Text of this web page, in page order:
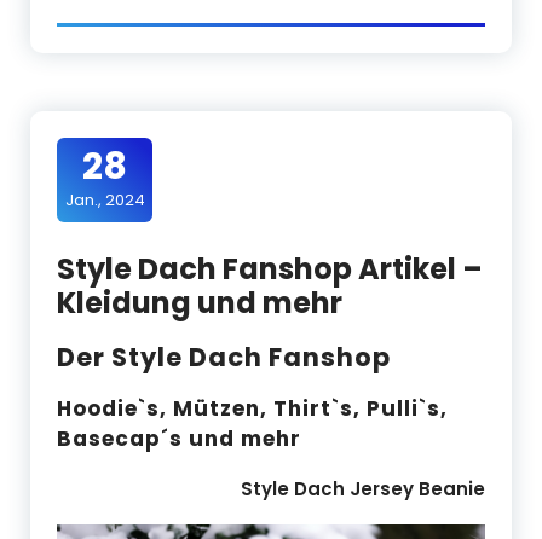
28
Jan., 2024
Style Dach Fanshop Artikel –
Kleidung und mehr
Der Style Dach Fanshop
Hoodie`s, Mützen, Thirt`s, Pulli`s,
Basecap´s und mehr
Style Dach Jersey Beanie